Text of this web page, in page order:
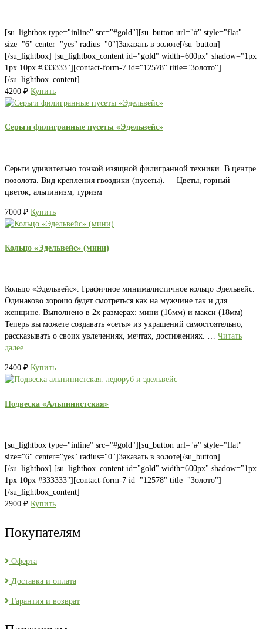
[su_lightbox type="inline" src="#gold"][su_button url="#" style="flat"
size="6" center="yes" radius="0"]Заказать в золоте[/su_button]
[/su_lightbox] [su_lightbox_content id="gold" width=600px" shadow="1px
1px 10px #333333"][contact-form-7 id="12578" title="Золото"]
[/su_lightbox_content]
4200 ₽ Купить
Серьги филигранные пусеты «Эдельвейс»
Серьги удивительно тонкой изящной филигранной техники. В центре
позолота. Вид крепления гвоздики (пусеты). Цветы, горный
цветок, альпинизм, туризм
7000 ₽ Купить
Кольцо «Эдельвейс» (мини)
Кольцо «Эдельвейс». Графичное минималистичное кольцо Эдельвейс.
Одинаково хорошо будет смотреться как на мужчине так и для
женщине. Выполнено в 2х размерах: мини (16мм) и макси (18мм)
Теперь вы можете создавать «сеты» из украшений самостоятельно,
рассказывать о своих увлечениях, мечтах, достижениях. … Читать
далее
2400 ₽ Купить
Подвеска «Альпинистская»
[su_lightbox type="inline" src="#gold"][su_button url="#" style="flat"
size="6" center="yes" radius="0"]Заказать в золоте[/su_button]
[/su_lightbox] [su_lightbox_content id="gold" width=600px" shadow="1px
1px 10px #333333"][contact-form-7 id="12578" title="Золото"]
[/su_lightbox_content]
2900 ₽ Купить
Покупателям
Оферта
Доставка и оплата
Гарантия и возврат